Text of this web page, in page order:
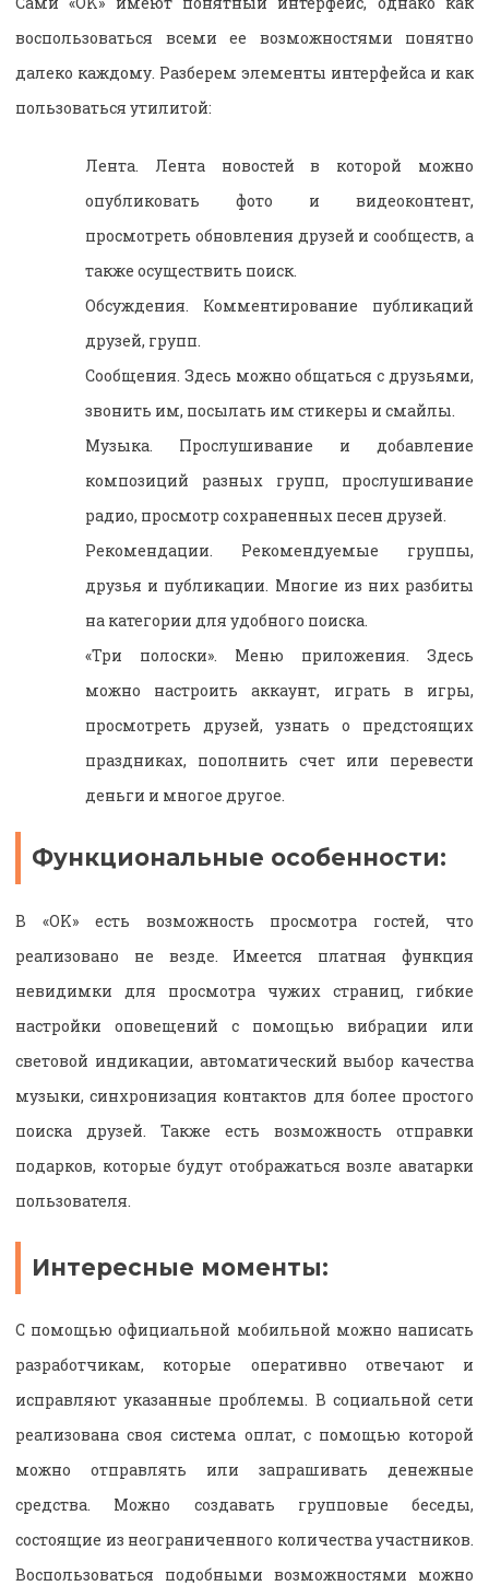
воспользоваться всеми ее возможностями понятно
далеко каждому. Разберем элементы интерфейса и как
пользоваться утилитой:
Лента. Лента новостей в которой можно
опубликовать фото и видеоконтент,
просмотреть обновления друзей и сообществ, а
также осуществить поиск.
Обсуждения. Комментирование публикаций
друзей, групп.
Сообщения. Здесь можно общаться с друзьями,
звонить им, посылать им стикеры и смайлы.
Музыка. Прослушивание и добавление
композиций разных групп, прослушивание
радио, просмотр сохраненных песен друзей.
Рекомендации. Рекомендуемые группы,
друзья и публикации. Многие из них разбиты
на категории для удобного поиска.
«Три полоски». Меню приложения. Здесь
можно настроить аккаунт, играть в игры,
просмотреть друзей, узнать о предстоящих
праздниках, пополнить счет или перевести
деньги и многое другое.
Функциональные особенности:
В «OK» есть возможность просмотра гостей, что
реализовано не везде. Имеется платная функция
невидимки для просмотра чужих страниц, гибкие
настройки оповещений с помощью вибрации или
световой индикации, автоматический выбор качества
музыки, синхронизация контактов для более простого
поиска друзей. Также есть возможность отправки
подарков, которые будут отображаться возле аватарки
пользователя.
Интересные моменты:
С помощью официальной мобильной можно написать
разработчикам, которые оперативно отвечают и
исправляют указанные проблемы. В социальной сети
реализована своя система оплат, с помощью которой
можно отправлять или запрашивать денежные
средства. Можно создавать групповые беседы,
состоящие из неограниченного количества участников.
Воспользоваться подобными возможностями можно